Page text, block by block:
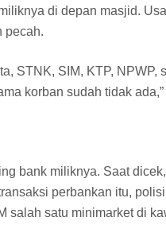
di depan masjid.
pecah.
STNK, SIM, KTP, NPWP,
korban sudah tidak
bank miliknya. Saat
perbankan itu,
salah satu minimarket di